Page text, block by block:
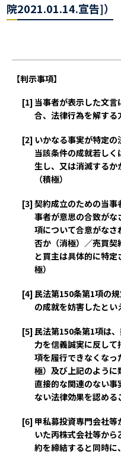
院2021.01.14.宣告]）
【判示事項】
[1] 当事者が表示した文
合、法律行為を解する
[2] いかなる事実が特定
当該条件の成就若し
生し、又は消滅する
（積極）
[3]契約成立のための当
事者が意思の合致が
項について合意がな
否か（消極）／売買
と買主は具体的に特
極）
[4]民法第150条第1項の
の成就を妨害したとい
[5]民法第150条第1項は
力を信義誠実に反し
項を履行できなくな
極）及び上記のように
直接的な関連のない
ない法律効果を認める
[6] 甲私募投資専門会社
いた丙株式会社等か
約を締結すると同時